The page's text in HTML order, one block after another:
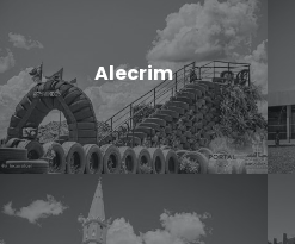
Alecrim